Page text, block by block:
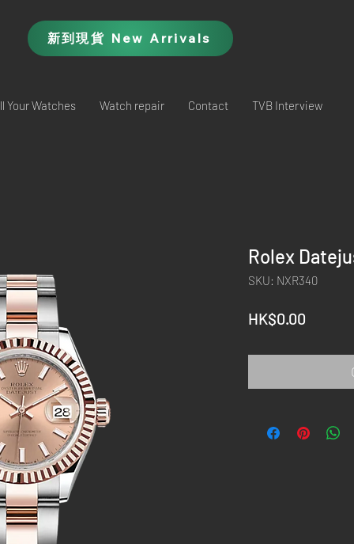
新到現貨 New Arrivals
Your Watches Watch repair Contact TVB Interview
Rolex
SKU: NXR340
HK$0.00